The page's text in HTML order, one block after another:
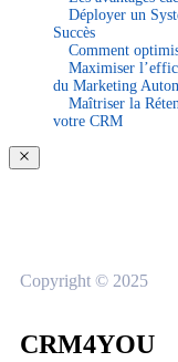
Déployer un
Succès
Comment
Maximiser
du Marketing
Maîtriser la
votre CRM
Copyright © 2025
CRM4YOU